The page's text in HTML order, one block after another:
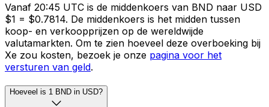
Vanaf 20:45 UTC is de middenkoers van BND naar USD
$1 = $0.7814. De middenkoers is het midden tussen
koop- en verkoopprijzen op de wereldwijde
valutamarkten. Om te zien hoeveel deze overboeking bij
Xe zou kosten, bezoek je onze pagina voor het
versturen van geld.
Hoeveel is 1 BND in USD?